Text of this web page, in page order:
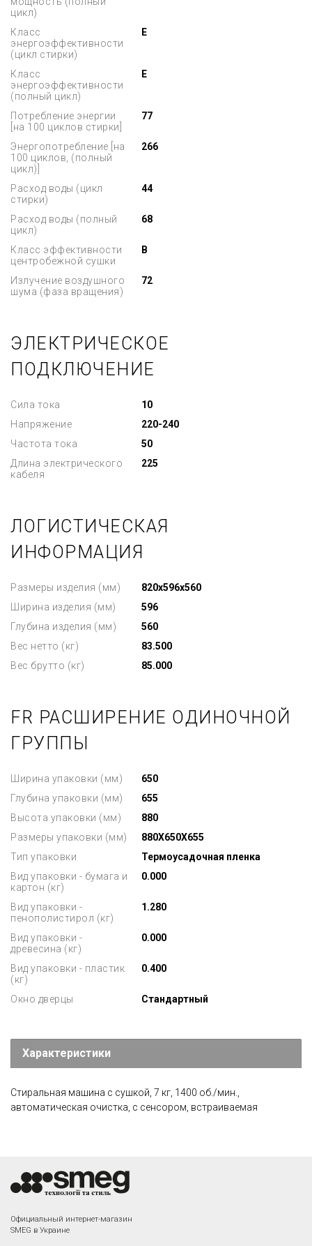
цикл)
Класс
энергоэффективности
(цикл стирки)
E
Класс
энергоэффективности
(полный цикл)
E
Потребление энергии
[на 100 циклов стирки]
77
Энергопотребление [на
100 циклов, (полный
цикл)]
266
Расход воды (цикл
стирки)
44
Расход воды (полный
цикл)
68
Класс эффективности
центробежной сушки
B
Излучение воздушного
шума (фаза вращения)
72
ЭЛЕКТРИЧЕСКОЕ
ПОДКЛЮЧЕНИЕ
Сила тока
10
Напряжение
220-240
Частота тока
50
Длина электрического
кабеля
225
ЛОГИСТИЧЕСКАЯ
ИНФОРМАЦИЯ
Размеры изделия (мм)
820x596x560
Ширина изделия (мм)
596
Глубина изделия (мм)
560
Вес нетто (кг)
83.500
Вес брутто (кг)
85.000
FR РАСШИРЕНИЕ ОДИНОЧНОЙ
ГРУППЫ
Ширина упаковки (мм)
650
Глубина упаковки (мм)
655
Высота упаковки (мм)
880
Размеры упаковки (мм)
880X650X655
Тип упаковки
Термоусадочная пленка
Вид упаковки - бумага и
картон (кг)
0.000
Вид упаковки -
пенополистирол (кг)
1.280
Вид упаковки -
древесина (кг)
0.000
Вид упаковки - пластик
(кг)
0.400
Окно дверцы Стандартный
Характеристики
Стиральная машина с сушкой, 7 кг, 1400 об./мин.,
автоматическая очистка, с сенсором, встраиваемая
Официальный интернет-магазин
SMEG в Украине